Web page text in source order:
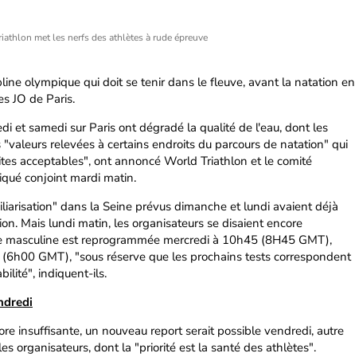
met les nerfs des athlètes à rude épreuve
olympique qui doit se tenir dans le fleuve, avant la natation en
JO de Paris.
et samedi sur Paris ont dégradé la qualité de l'eau, dont les
relevées à certains endroits du parcours de natation" qui
acceptables", ont annoncé World Triathlon et le comité
conjoint mardi matin.
dans la Seine prévus dimanche et lundi avaient déjà
Mais lundi matin, les organisateurs se disaient encore
est reprogrammée mercredi à 10h45 (8H45 GMT),
GMT), "sous réserve que les prochains tests correspondent
indiquent-ils.
insuffisante, un nouveau report serait possible vendredi, autre
organisateurs, dont la "priorité est la santé des athlètes".